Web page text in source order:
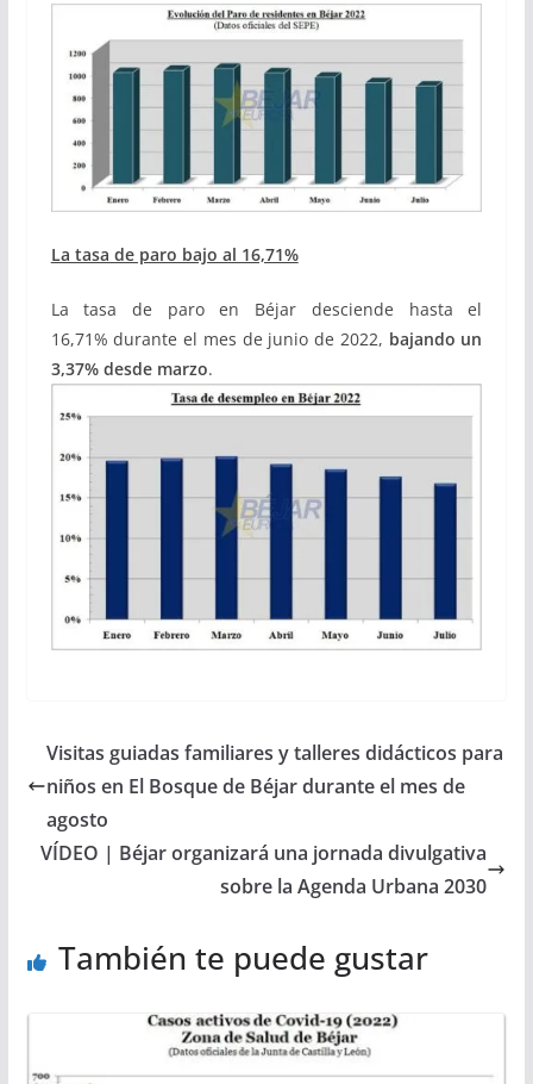
La tasa de paro bajo al 16,71%
La tasa de paro en Béjar desciende hasta el
16,71% durante el mes de junio de 2022, bajando un
3,37% desde marzo.
Visitas guiadas familiares y talleres didácticos para
niños en El Bosque de Béjar durante el mes de
agosto
VÍDEO | Béjar organizará una jornada divulgativa
sobre la Agenda Urbana 2030
También te puede gustar